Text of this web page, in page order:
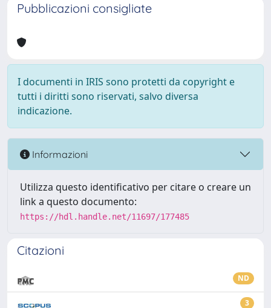
Pubblicazioni consigliate
I documenti in IRIS sono protetti da copyright e
tutti i diritti sono riservati, salvo diversa
indicazione.
Informazioni
Utilizza questo identificativo per citare o creare un
link a questo documento:
https://hdl.handle.net/11697/177485
Citazioni
ND
3